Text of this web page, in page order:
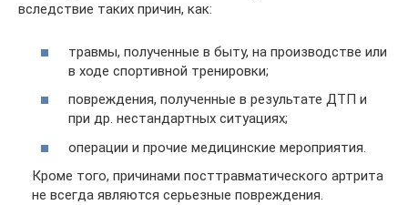
вследствие таких причин, как:
травмы, полученные в быту, на производстве или
в ходе спортивной тренировки;
повреждения, полученные в результате ДТП и
при др. нестандартных ситуациях;
операции и прочие медицинские мероприятия.
Кроме того, причинами посттравматического артрита
не всегда являются серьезные повреждения.